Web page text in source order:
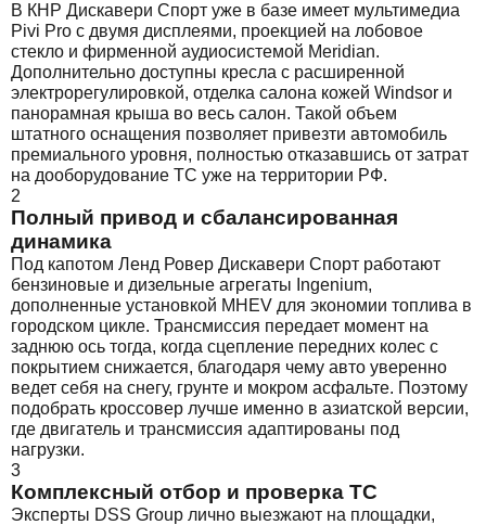
В КНР Дискавери Спорт уже в базе имеет мультимедиа
Pivi Pro с двумя дисплеями, проекцией на лобовое
стекло и фирменной аудиосистемой Meridian.
Дополнительно доступны кресла с расширенной
электрорегулировкой, отделка салона кожей Windsor и
панорамная крыша во весь салон. Такой объем
штатного оснащения позволяет привезти автомобиль
премиального уровня, полностью отказавшись от затрат
на дооборудование ТС уже на территории РФ.
2
Полный привод и сбалансированная
динамика
Под капотом Ленд Ровер Дискавери Спорт работают
бензиновые и дизельные агрегаты Ingenium,
дополненные установкой MHEV для экономии топлива в
городском цикле. Трансмиссия передает момент на
заднюю ось тогда, когда сцепление передних колес с
покрытием снижается, благодаря чему авто уверенно
ведет себя на снегу, грунте и мокром асфальте. Поэтому
подобрать кроссовер лучше именно в азиатской версии,
где двигатель и трансмиссия адаптированы под
нагрузки.
3
Комплексный отбор и проверка ТС
Эксперты DSS Group лично выезжают на площадки,